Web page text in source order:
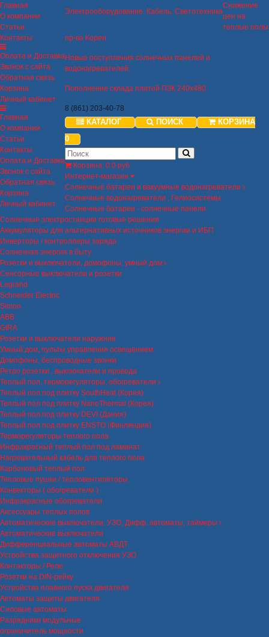
Главная
О компании
Статьи
Контакты
Оплата и Доставка
Звонок с сайта
Обратная связь
Корзина
Личный кабинет
Главная
О компании
Статьи
Контакты
Оплата и Доставка
Звонок с сайта
Обратная связь
Корзина
Личный кабинет
Электрооборудование. Кабель. Светотехника
Снижение
цен на
теплые полы
пр-ва Кореи
Новые поступления солнечных панелей и
водонагревателей.
Пополнение склада плитой ПЗК 240х480
8 (861) 203-40-78
КАТАЛОГ ПОИСК
КОРЗИНА
0
Корзина: 0 0 руб
Интернет-магазин
Солнечные батареи и вакуумные водонагреватели
Солнечные водонагреватели , Гелиосистемы
Солнечные батареи - солнечные панели
Солнечные электростанции готовые решения
Аккумуляторы для альтернативных источников энергии и ИБП
Инверторы / контроллеры заряда
Солнечная энергия в быту
Розетки и выключатели, домофоны, умный дом
Сенсорные выключатели и розетки
Legrand
Schneider Electric
Simon
ABB
GIRA
Розетки и выключатели наружние
Умный дом, пульты управления освещением
Домофоны, беспроводные звонки
Ретро розетки , выключатели и провода
Теплый пол, терморегуляторы, обогреватели
Теплый пол под плитку SouthHeat (Корея)
Теплый пол под плитку NanoThermal (Корея)
Теплый пол под плитку DEVI (Дания)
Теплый пол под плитку ENSTO (Финляндия)
Терморегуляторы теплого пола
Инфракрасный теплый пол под ламинат
Нагревательный кабель для теплого пола
Карбоновый теплый пол
Тепловые пушки / тепловентиляторы
Конвекторы ( обогреватели )
Инфракрасные обогреватели
Аксессуары теплых полов
Автоматические выключатели, УЗО, Дифф. автоматы, таймеры
Автоматические выключатели
Дифференциальные автоматы АВДТ
Устройства защитного отключения УЗО
Контакторы / Реле
Розетки на DIN-рейку
Устройства плавного пуска двигателя
Автоматы защиты двигателя
Силовые автоматы
Разрядники модульные
ограничитель мощности